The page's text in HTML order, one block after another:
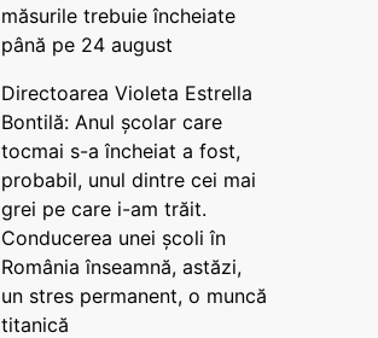
măsurile trebuie încheiate
până pe 24 august
Directoarea Violeta Estrella
Bontilă: Anul școlar care
tocmai s-a încheiat a fost,
probabil, unul dintre cei mai
grei pe care i-am trăit.
Conducerea unei școli în
România înseamnă, astăzi,
un stres permanent, o muncă
titanică